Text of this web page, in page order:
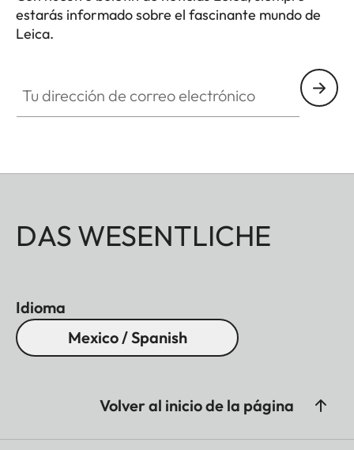
estarás informado sobre el fascinante mundo de
Leica.
DAS WESENTLICHE
Idioma
Mexico / Spanish
Volver al inicio de la página